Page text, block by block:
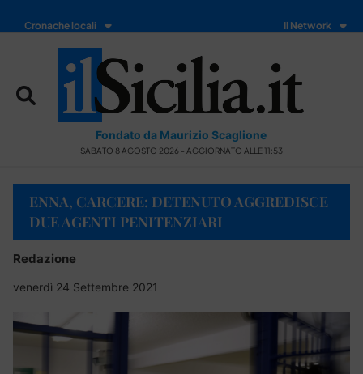
Cronache locali Il Network
Fondato da Maurizio Scaglione
SABATO 8 AGOSTO 2026 - AGGIORNATO ALLE 11:53
ENNA, CARCERE: DETENUTO AGGREDISCE
DUE AGENTI PENITENZIARI
Redazione
venerdì 24 Settembre 2021